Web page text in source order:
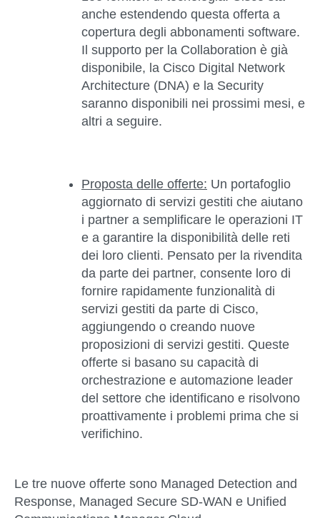
anche estendendo questa offerta a
copertura degli abbonamenti software.
Il supporto per la Collaboration è già
disponibile, la Cisco Digital Network
Architecture (DNA) e la Security
saranno disponibili nei prossimi mesi, e
altri a seguire.
Proposta delle offerte: Un portafoglio
aggiornato di servizi gestiti che aiutano
i partner a semplificare le operazioni IT
e a garantire la disponibilità delle reti
dei loro clienti. Pensato per la rivendita
da parte dei partner, consente loro di
fornire rapidamente funzionalità di
servizi gestiti da parte di Cisco,
aggiungendo o creando nuove
proposizioni di servizi gestiti. Queste
offerte si basano su capacità di
orchestrazione e automazione leader
del settore che identificano e risolvono
proattivamente i problemi prima che si
verifichino.
Le tre nuove offerte sono Managed Detection and
Response, Managed Secure SD-WAN e Unified